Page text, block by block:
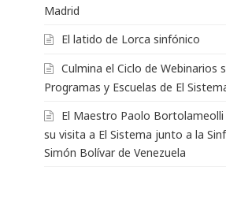
Madrid
El latido de Lorca sinfónico
Culmina el Ciclo de Webinarios
Programas y Escuelas de El
El Maestro Paolo Bortolameolli
su visita a El Sistema junto a la
Simón Bolívar de Venezuela